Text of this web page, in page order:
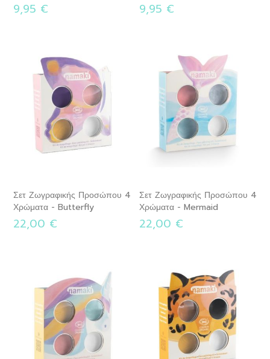
9,95 € 9,95 €
Σετ Ζωγραφικής Προσώπου 4
Χρώματα - Butterfly
22,00 €
Σετ Ζωγραφικής Προσώπου 4
Χρώματα - Mermaid
22,00 €